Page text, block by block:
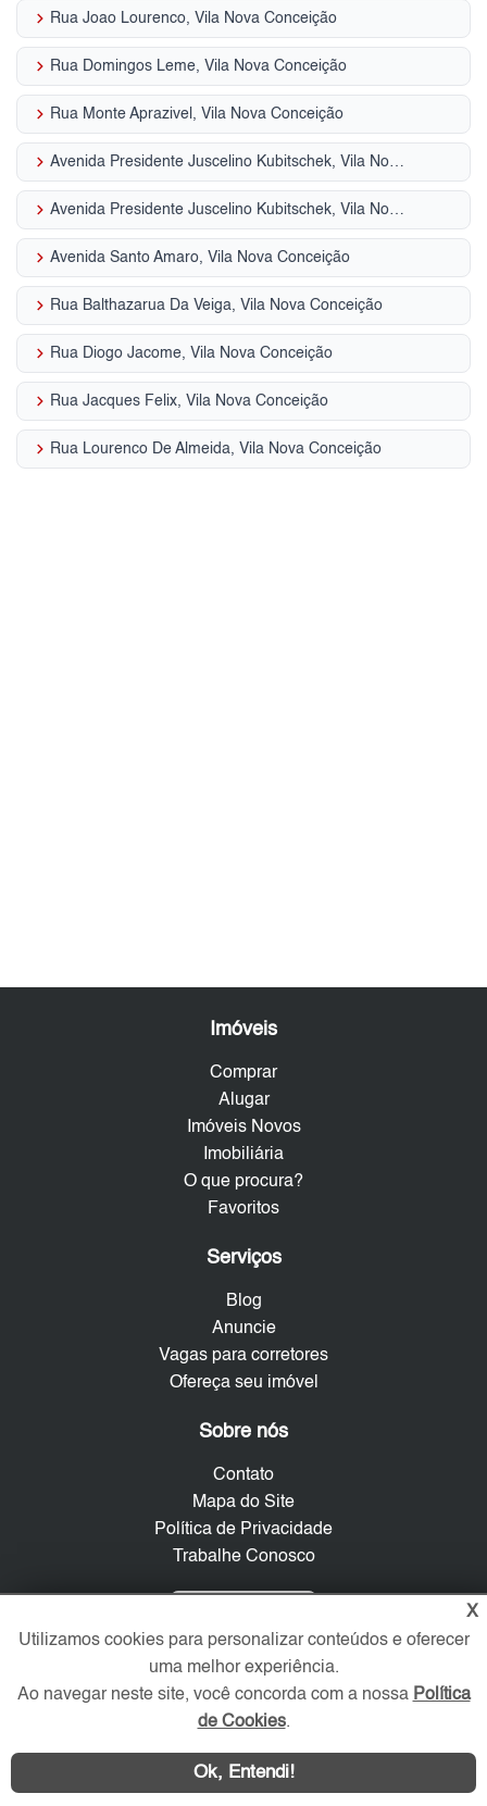
keyboard_arrow_right Rua Joao Lourenco, Vila Nova Conceição
keyboard_arrow_right Rua Domingos Leme, Vila Nova Conceição
keyboard_arrow_right Rua Monte Aprazivel, Vila Nova Conceição
keyboard_arrow_right Avenida Presidente Juscelino Kubitschek, Vila Nova Conceição
keyboard_arrow_right Avenida Presidente Juscelino Kubitschek, Vila Nova Conceição
keyboard_arrow_right Avenida Santo Amaro, Vila Nova Conceição
keyboard_arrow_right Rua Balthazarua Da Veiga, Vila Nova Conceição
keyboard_arrow_right Rua Diogo Jacome, Vila Nova Conceição
keyboard_arrow_right Rua Jacques Felix, Vila Nova Conceição
keyboard_arrow_right Rua Lourenco De Almeida, Vila Nova Conceição
Imóveis
Comprar
Alugar
Imóveis Novos
Imobiliária
O que procura?
Favoritos
Serviços
Blog
Anuncie
Vagas para corretores
Ofereça seu imóvel
Sobre nós
Contato
Mapa do Site
Política de Privacidade
Trabalhe Conosco
Redes Sociais
X
Utilizamos cookies para personalizar conteúdos e oferecer
uma melhor experiência.
Ao navegar neste site, você concorda com a nossa Política
de Cookies.
Ok, Entendi!